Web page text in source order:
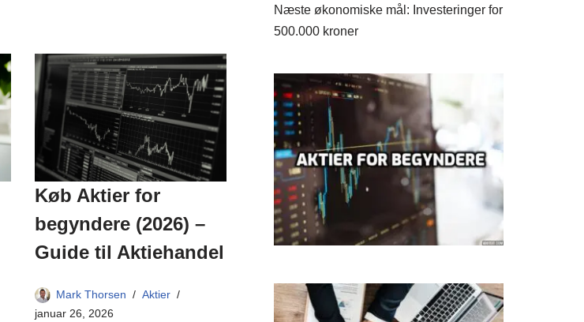
Køb Aktier for
begyndere (2026) –
Guide til Aktiehandel
Mark Thorsen
Aktier
januar 26, 2026
Næste økonomiske mål: Investeringer for
500.000 kroner